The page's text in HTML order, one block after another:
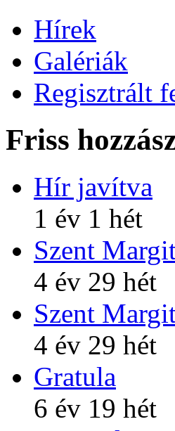
Hírek
Galériák
Regisztrált
Friss
Hír javítva
1 év 1 hét
Szent
4 év 29 hét
Szent
4 év 29 hét
Gratula
6 év 19 hét